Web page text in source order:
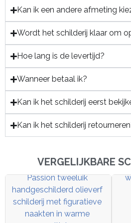
Kan ik een andere afmeting
Wordt het schilderij klaar om
Hoe lang is de levertijd?
Wanneer betaal ik?
Kan ik het schilderij eerst
Kan ik het schilderij
VERGELIJKBARE